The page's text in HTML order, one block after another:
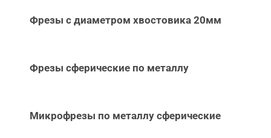
Фрезы с диаметром хвостовика 20мм
Фрезы сферические по металлу
Микрофрезы по металлу сферические